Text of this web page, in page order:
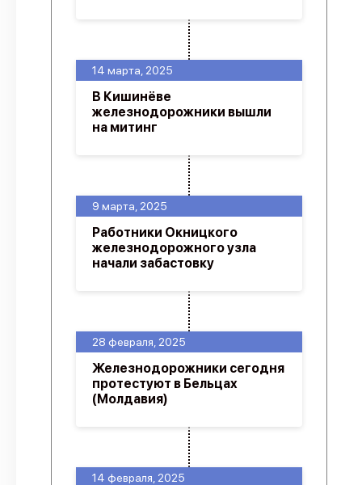
14 февраля, 2025
28 февраля, 2025
Железнодорожники сегодня
протестуют в Бельцах
(Молдавия)
9 марта, 2025
Работники Окницкого
железнодорожного узла
начали забастовку
14 марта, 2025
В Кишинёве
железнодорожники вышли
на митинг